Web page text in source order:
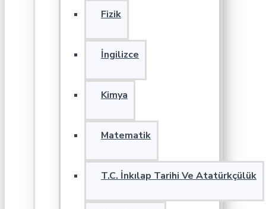
Fizik
İngilizce
Kimya
Matematik
T.C. İnkılap Tarihi Ve Atatürkçülük